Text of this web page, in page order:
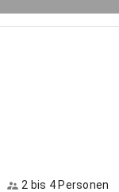
2 bis 4 Personen